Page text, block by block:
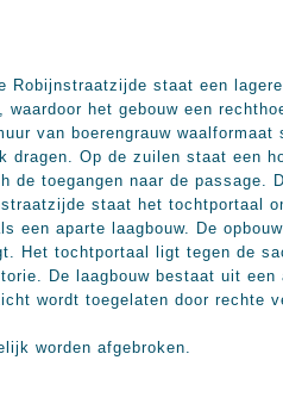
staat een
het gebouw een
van boerengrauw
Op de zuilen staat een
de toegangen naar de passage.
staat het tochtportaal
een aparte laagbouw. De
Het tochtportaal ligt tegen de
De laagbouw bestaat uit
wordt toegelaten door rechte
worden afgebroken.